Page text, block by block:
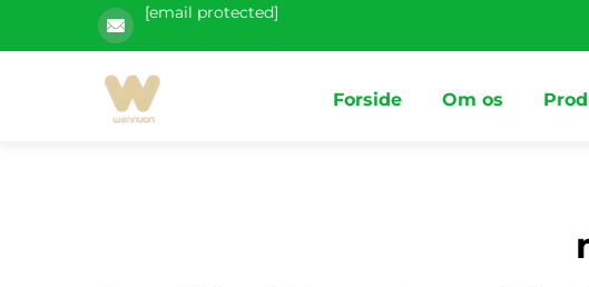
[email protected]
Forside Om os